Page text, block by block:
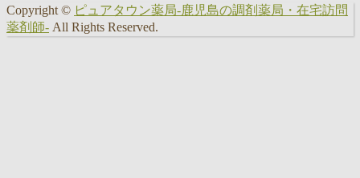
Copyright © ピュアタウン薬局-鹿児島の調剤薬局・在宅訪問
薬剤師- All Rights Reserved.